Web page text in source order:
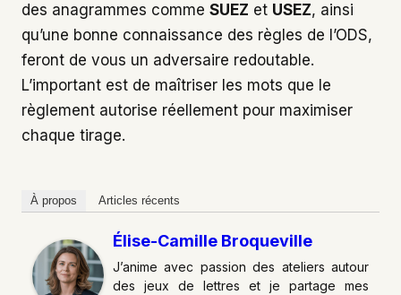
des anagrammes comme SUEZ et USEZ, ainsi
qu’une bonne connaissance des règles de l’ODS,
feront de vous un adversaire redoutable.
L’important est de maîtriser les mots que le
règlement autorise réellement pour maximiser
chaque tirage.
À propos Articles récents
Élise-Camille Broqueville
J’anime avec passion des ateliers autour
des jeux de lettres et je partage mes